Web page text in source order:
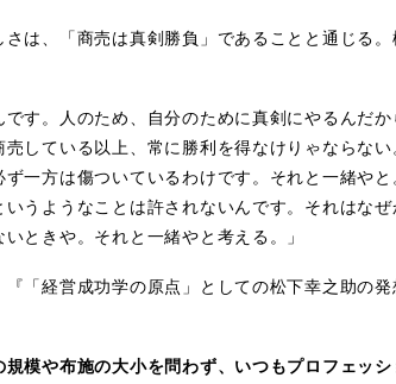
は、「商売は真剣勝負」であることと通じる
す。人のため、自分のために真剣にやるんだ
している以上、常に勝利を得なけりゃならな
ず一方は傷ついているわけです。それと一緒や
いうようなことは許されないんです。それはな
ときや。それと一緒やと考える。」
「経営成功学の原点」としての松下幸之助の
規模や布施の大小を問わず、いつもプロフェッ